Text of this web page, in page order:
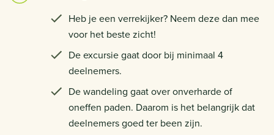
Heb je een verrekijker? Neem deze dan mee
voor het beste zicht!
De excursie gaat door bij minimaal 4
deelnemers.
De wandeling gaat over onverharde of
oneffen paden. Daarom is het belangrijk dat
deelnemers goed ter been zijn.